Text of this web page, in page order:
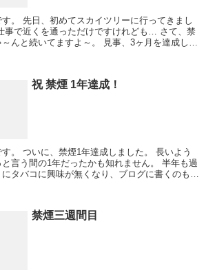
。 先日、初めてスカイツリーに行ってきまし
んと続いてますよ～。 見事、3ヶ月を達成しま
祝 禁煙 1年達成！
。 ついに、禁煙1年達成しました。 長いよう
言う間の1年だったかも知れません。 半年も過
タバコに興味が無くなり、ブログに書くのも面
禁煙三週間目